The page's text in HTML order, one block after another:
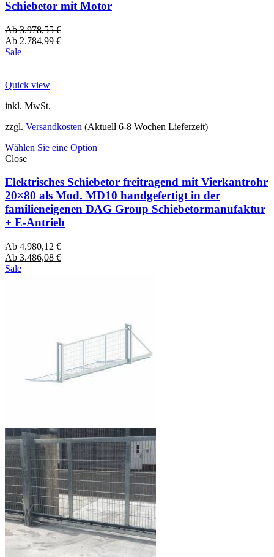
Schiebetor mit Motor
Ab3.978,55€
Ab 2.784,99 €
Sale
Quick view
inkl. MwSt.
zzgl. Versandkosten (Aktuell 6-8 Wochen Lieferzeit)
Wählen Sie eine Option
Close
Elektrisches Schiebetor freitragend mit Vierkantrohr
20×80 als Mod. MD10 handgefertigt in der
familieneigenen DAG Group Schiebetormanufaktur
+ E-Antrieb
Ab4.980,12€
Ab 3.486,08 €
Sale